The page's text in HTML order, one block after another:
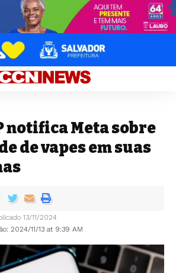
notifica Meta sobre
de vapes em suas
2024/11/13 at 9:39 AM
13/11/2024